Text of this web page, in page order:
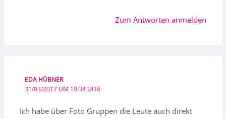
Zum Antworten anmelden
EDA HÜBNER
31/03/2017 UM 10:34 UHR
Ich habe über Foto Gruppen die Leute auch direkt